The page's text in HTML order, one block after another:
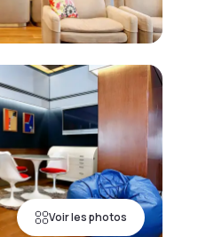
Voir les photos